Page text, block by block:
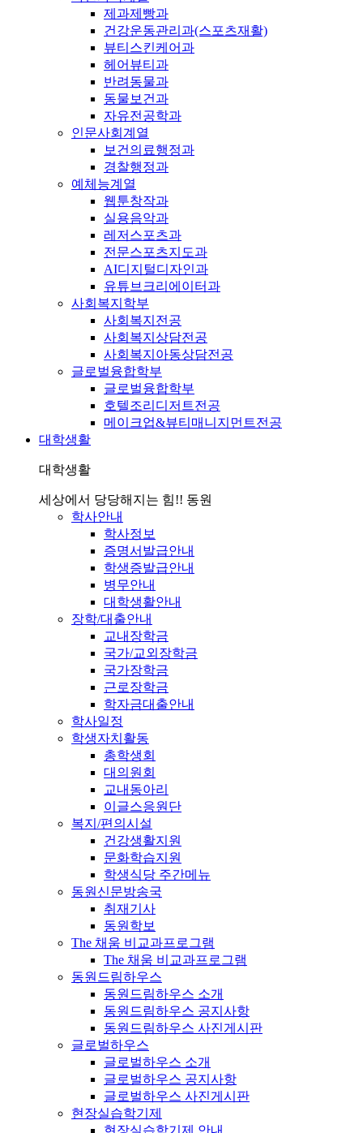
제과제빵과
건강운동관리과(스포츠재활)
뷰티스킨케어과
헤어뷰티과
반려동물과
동물보건과
자유전공학과
인문사회계열
보건의료행정과
경찰행정과
예체능계열
웹툰창작과
실용음악과
레저스포츠과
전문스포츠지도과
AI디지털디자인과
유튜브크리에이터과
사회복지학부
사회복지전공
사회복지상담전공
사회복지아동상담전공
글로벌융합학부
글로벌융합학부
호텔조리디저트전공
메이크업&뷰티매니지먼트전공
대학생활
대학생활
세상에서 당당해지는 힘!! 동원
학사안내
학사정보
증명서발급안내
학생증발급안내
병무안내
대학생활안내
장학/대출안내
교내장학금
국가/교외장학금
국가장학금
근로장학금
학자금대출안내
학사일정
학생자치활동
총학생회
대의원회
교내동아리
이글스응원단
복지/편의시설
건강생활지원
문화학습지원
학생식당 주간메뉴
동원신문방송국
취재기사
동원학보
The 채움 비교과프로그램
The 채움 비교과프로그램
동원드림하우스
동원드림하우스 소개
동원드림하우스 공지사항
동원드림하우스 사진게시판
글로벌하우스
글로벌하우스 소개
글로벌하우스 공지사항
글로벌하우스 사진게시판
현장실습학기제